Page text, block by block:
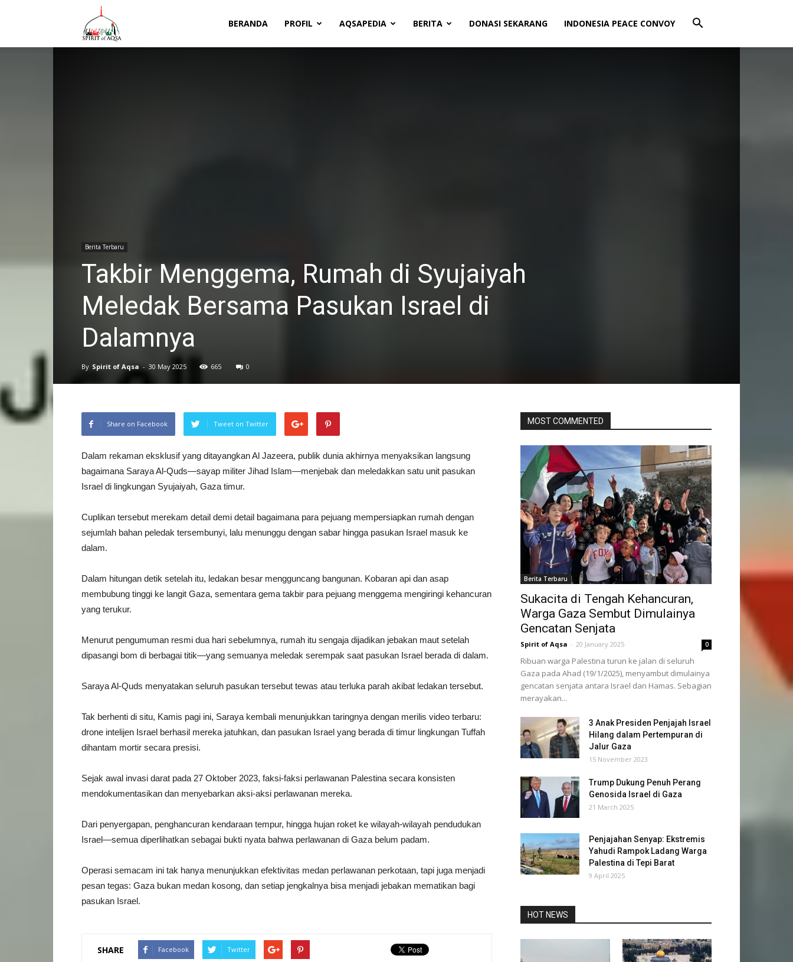
BERANDA PROFIL AQSAPEDIA BERITA DONASI SEKARANG INDONESIA PEACE CONVOY
Berita Terbaru
Takbir Menggema, Rumah di Syujaiyah
Meledak Bersama Pasukan Israel di
Dalamnya
By Spirit of Aqsa - 30 May 2025 665 0
Share on Facebook Tweet on Twitter
Dalam rekaman eksklusif yang ditayangkan Al Jazeera, publik dunia akhirnya menyaksikan langsung
bagaimana Saraya Al-Quds—sayap militer Jihad Islam—menjebak dan meledakkan satu unit pasukan
Israel di lingkungan Syujaiyah, Gaza timur.
Cuplikan tersebut merekam detail demi detail bagaimana para pejuang mempersiapkan rumah dengan
sejumlah bahan peledak tersembunyi, lalu menunggu dengan sabar hingga pasukan Israel masuk ke
dalam.
Dalam hitungan detik setelah itu, ledakan besar mengguncang bangunan. Kobaran api dan asap
membubung tinggi ke langit Gaza, sementara gema takbir para pejuang menggema mengiringi kehancuran
yang terukur.
Menurut pengumuman resmi dua hari sebelumnya, rumah itu sengaja dijadikan jebakan maut setelah
dipasangi bom di berbagai titik—yang semuanya meledak serempak saat pasukan Israel berada di dalam.
Saraya Al-Quds menyatakan seluruh pasukan tersebut tewas atau terluka parah akibat ledakan tersebut.
Tak berhenti di situ, Kamis pagi ini, Saraya kembali menunjukkan taringnya dengan merilis video terbaru:
drone intelijen Israel berhasil mereka jatuhkan, dan pasukan Israel yang berada di timur lingkungan Tuffah
dihantam mortir secara presisi.
Sejak awal invasi darat pada 27 Oktober 2023, faksi-faksi perlawanan Palestina secara konsisten
mendokumentasikan dan menyebarkan aksi-aksi perlawanan mereka.
Dari penyergapan, penghancuran kendaraan tempur, hingga hujan roket ke wilayah-wilayah pendudukan
Israel—semua diperlihatkan sebagai bukti nyata bahwa perlawanan di Gaza belum padam.
Operasi semacam ini tak hanya menunjukkan efektivitas medan perlawanan perkotaan, tapi juga menjadi
pesan tegas: Gaza bukan medan kosong, dan setiap jengkalnya bisa menjadi jebakan mematikan bagi
pasukan Israel.
SHARE Facebook Twitter
MOST COMMENTED
Berita Terbaru
Sukacita di Tengah Kehancuran,
Warga Gaza Sembut Dimulainya
Gencatan Senjata
Spirit of Aqsa - 20 January 2025 0
Ribuan warga Palestina turun ke jalan di seluruh
Gaza pada Ahad (19/1/2025), menyambut dimulainya
gencatan senjata antara Israel dan Hamas. Sebagian
merayakan...
3 Anak Presiden Penjajah Israel
Hilang dalam Pertempuran di
Jalur Gaza
15 November 2023
Trump Dukung Penuh Perang
Genosida Israel di Gaza
21 March 2025
Penjajahan Senyap: Ekstremis
Yahudi Rampok Ladang Warga
Palestina di Tepi Barat
9 April 2025
HOT NEWS